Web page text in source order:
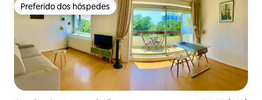
Preferido dos hóspedes
Preferido dos hóspedes